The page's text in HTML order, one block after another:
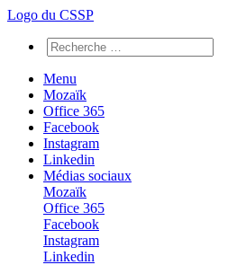
Logo du CSSP
Menu
Mozaïk
Office 365
Facebook
Instagram
Linkedin
Médias sociaux
Mozaïk
Office 365
Facebook
Instagram
Linkedin